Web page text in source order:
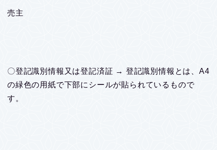
売主
〇登記識別情報又は登記済証 → 登記識別情報とは、A4
の緑色の用紙で下部にシールが貼られているもので
す。